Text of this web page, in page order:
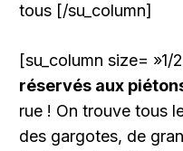
tous [/su_column]
[su_column size=
réservés aux
rue ! On trouve tous
des gargotes, de